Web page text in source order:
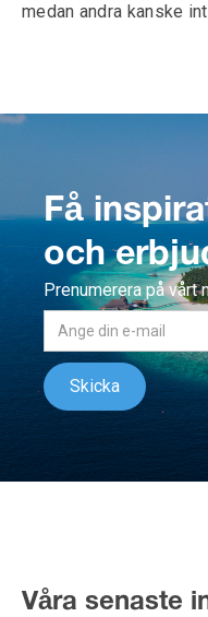
medan andra kanske
Få
och
Prenumerera på vårt
Våra senaste